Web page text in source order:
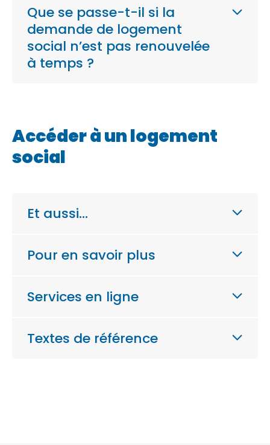
Que se passe-t-il si la
demande de logement
social n’est pas renouvelée
à temps ?
Accéder à un logement
social
Et aussi…
Pour en savoir plus
Services en ligne
Textes de référence